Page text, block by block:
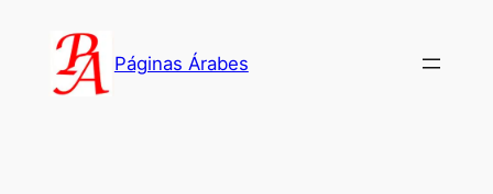
contenido
Páginas Árabes